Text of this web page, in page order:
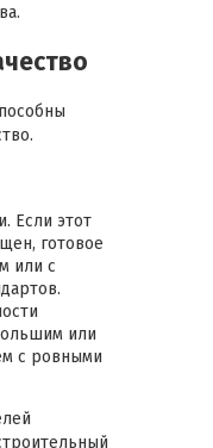
Если этот
готовое
или с
или
с ровными